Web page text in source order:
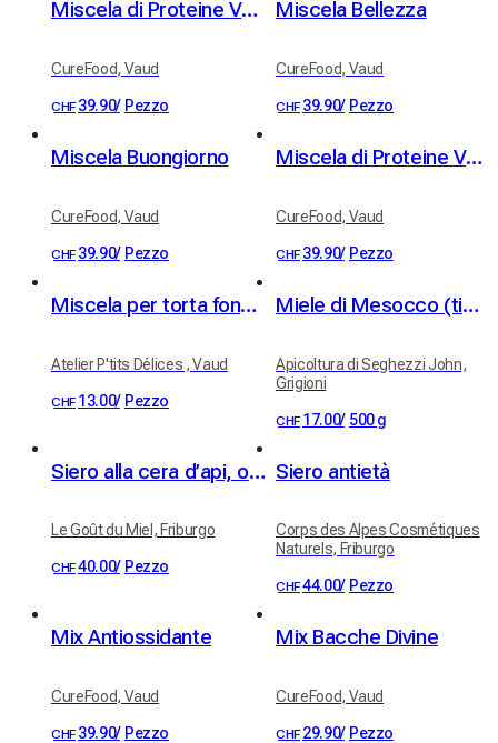
Miscela di Proteine Vegetali al Cioccolato
CureFood, Vaud
CHF 39.90/ Pezzo
Miscela Bellezza
CureFood, Vaud
CHF 39.90/ Pezzo
Miscela Buongiorno
CureFood, Vaud
CHF 39.90/ Pezzo
Miscela di Proteine Vegetali alla Cannella
CureFood, Vaud
CHF 39.90/ Pezzo
Miscela per torta fondente senza glutine
Atelier P'tits Délices , Vaud
CHF 13.00/ Pezzo
Miele di Mesocco (tiglio e millefiori)
Apicoltura di Seghezzi John,
Grigioni
CHF 17.00/ 500 g
Siero alla cera d’api, oli BIO di albicocca e jojoba
Le Goût du Miel, Friburgo
CHF40.00/ Pezzo
Siero antietà
Corps des Alpes Cosmétiques
Naturels, Friburgo
CHF44.00/ Pezzo
Mix Antiossidante
CureFood, Vaud
CHF 39.90/ Pezzo
Mix Bacche Divine
CureFood, Vaud
CHF 29.90/ Pezzo